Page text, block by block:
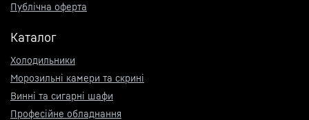
Публічна оферта
Каталог
Холодильники
Морозильні камери та скрині
Винні та сигарні шафи
Професійне обладнання